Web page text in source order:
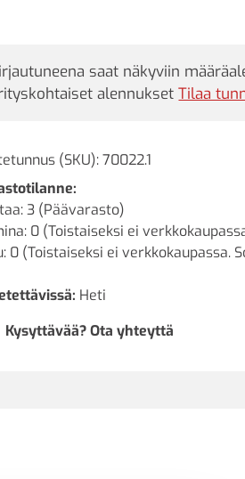
saat näkyviin
alennuksetTilaa
(SKU): 70022.1
3 (Päävarasto)
0 (Toistaiseksi ei
0 (Toistaiseksi ei verkkokaupassa.
Heti
Kysyttävää? Ota yhteyttä